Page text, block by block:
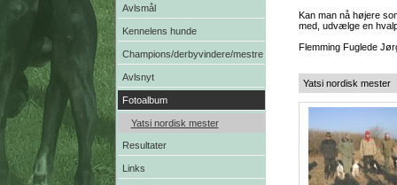
Avlsmål
Kennelens hunde
Champions/derbyvindere/mestre
Avlsnyt
Fotoalbum
Yatsi nordisk mester
Resultater
Links
Kan man nå højere
med, udvælge en
Flemming Fuglede
Yatsi nordisk mester